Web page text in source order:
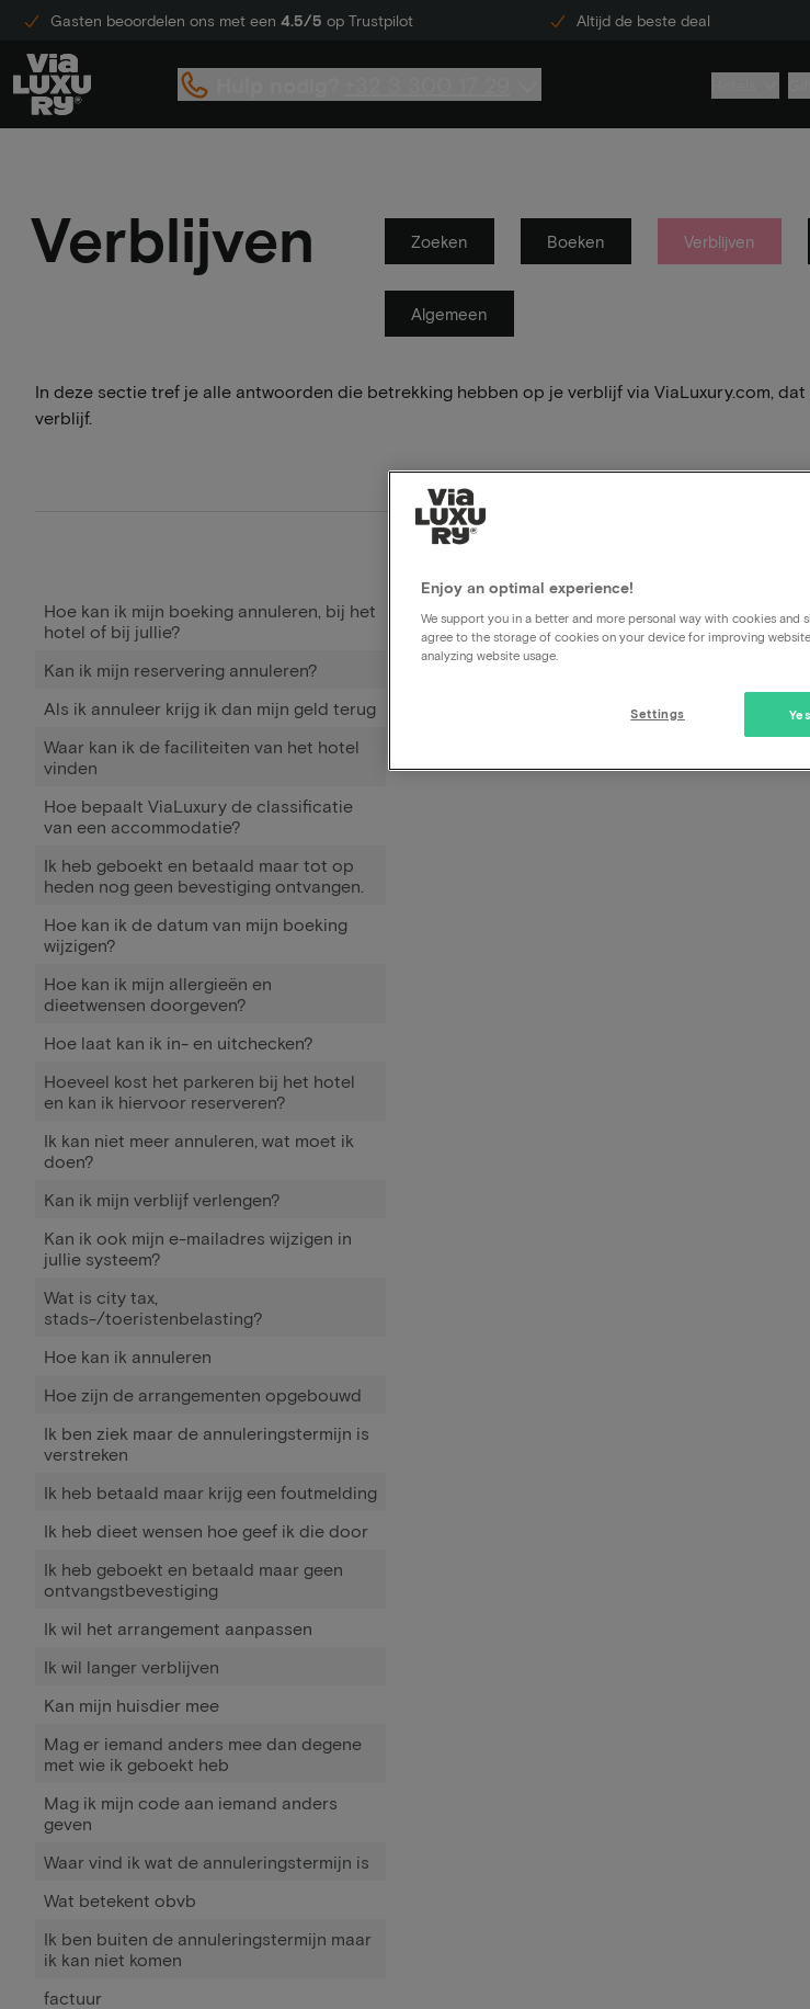
Gasten beoordelen ons met een 4.5/5 op Trustpilot Altijd de beste deal
Verblijven Zoeken Boeken Verblijven
Algemeen
In deze sectie tref je alle antwoorden die betrekking hebben op je verblijf via ViaLuxury.com,
verblijf.
Hoe kan ik mijn boeking annuleren, bij het
hotel of bij jullie?
Kan ik mijn reservering annuleren?
Als ik annuleer krijg ik dan mijn geld terug
Waar kan ik de faciliteiten van het hotel
vinden
Hoe bepaalt ViaLuxury de classificatie
van een accommodatie?
Ik heb geboekt en betaald maar tot op
heden nog geen bevestiging ontvangen.
Hoe kan ik de datum van mijn boeking
wijzigen?
Hoe kan ik mijn allergieën en
dieetwensen doorgeven?
Hoe laat kan ik in- en uitchecken?
Hoeveel kost het parkeren bij het hotel
en kan ik hiervoor reserveren?
Ik kan niet meer annuleren, wat moet ik
doen?
Kan ik mijn verblijf verlengen?
Kan ik ook mijn e-mailadres wijzigen in
jullie systeem?
Wat is city tax,
stads-/toeristenbelasting?
Hoe kan ik annuleren
Hoe zijn de arrangementen opgebouwd
Ik ben ziek maar de annuleringstermijn is
verstreken
Ik heb betaald maar krijg een foutmelding
Ik heb dieet wensen hoe geef ik die door
Ik heb geboekt en betaald maar geen
ontvangstbevestiging
Ik wil het arrangement aanpassen
Ik wil langer verblijven
Kan mijn huisdier mee
Mag er iemand anders mee dan degene
met wie ik geboekt heb
Mag ik mijn code aan iemand anders
geven
Waar vind ik wat de annuleringstermijn is
Wat betekent obvb
Ik ben buiten de annuleringstermijn maar
ik kan niet komen
factuur
Ik wil een
Super dat je het naar je zin gehad
Enjoy an optimal experience!
We support you in a better and more personal way with cookies and
agree to the storage of cookies on your device for improving
analyzing website usage.
Settings